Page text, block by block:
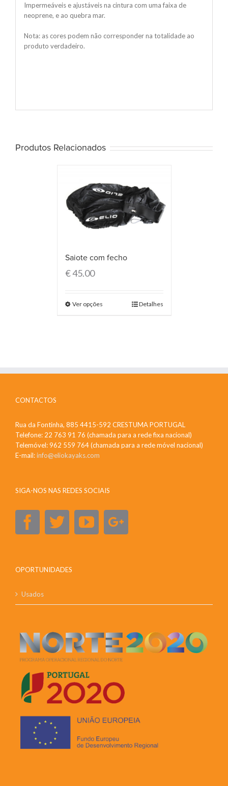
Impermeáveis e ajustáveis na cintura com uma faixa de
neoprene, e ao quebra mar.
Nota: as cores podem não corresponder na totalidade ao
produto verdadeiro.
Produtos Relacionados
Saiote com fecho
€45.00
Ver opções Detalhes
CONTACTOS
Rua da Fontinha, 885 4415-592 CRESTUMA PORTUGAL
Telefone: 22 763 91 76 (chamada para a rede fixa nacional)
Telemóvel: 962 559 764 (chamada para a rede móvel nacional)
E-mail:info@eliokayaks.com
SIGA-NOS NAS REDES SOCIAIS
OPORTUNIDADES
Usados